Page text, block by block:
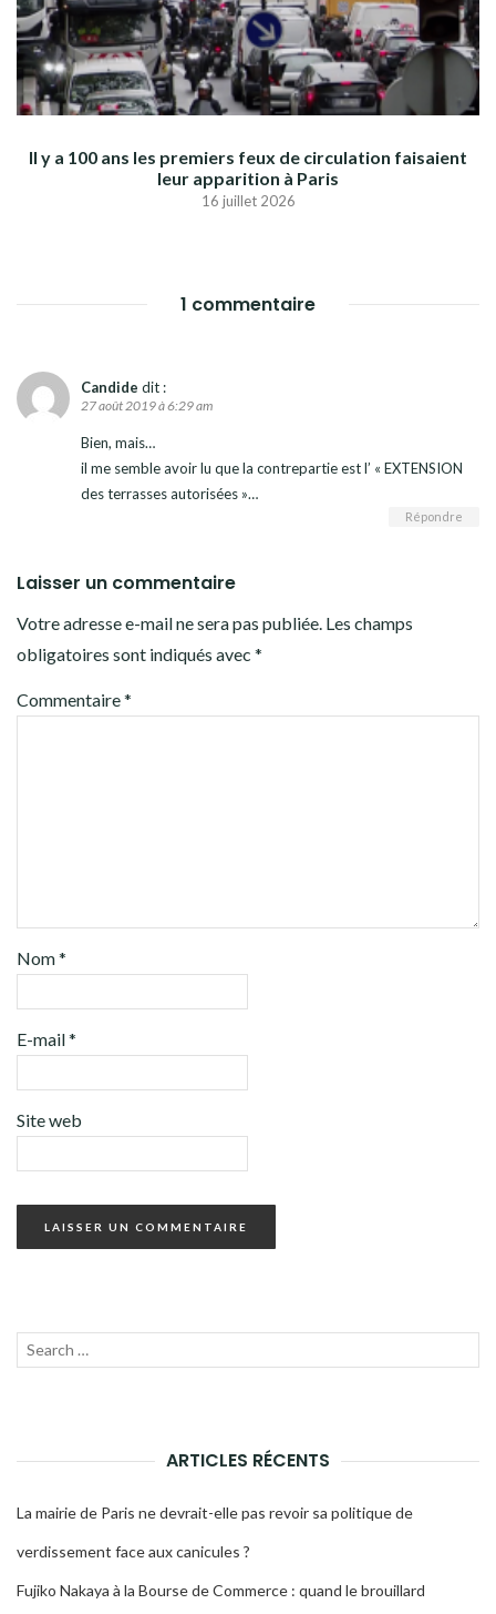
Il y a 100 ans les premiers feux de circulation faisaient
leur apparition à Paris
16 juillet 2026
1 commentaire
Candide dit :
27 août 2019 à 6:29 am
Bien, mais…
il me semble avoir lu que la contrepartie est l’ « EXTENSION
des terrasses autorisées »…
Répondre
Laisser un commentaire
Votre adresse e-mail ne sera pas publiée. Les champs
obligatoires sont indiqués avec *
Commentaire*
Nom*
E-mail*
Site web
Recherche
ARTICLES RÉCENTS
La mairie de Paris ne devrait-elle pas revoir sa politique de
verdissement face aux canicules ?
Fujiko Nakaya à la Bourse de Commerce : quand le brouillard